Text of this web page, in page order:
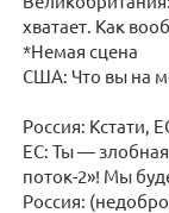
хватает. Как
*Немая сцена
США: Что вы на
Россия: Кстати,
ЕС: Ты — злобная
поток-2»! Мы
Россия: